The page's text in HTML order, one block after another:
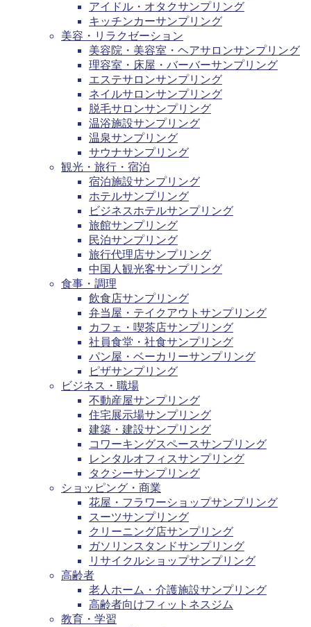
アイドル・オタクサンプリング
キッチンカーサンプリング
美容・リラクゼーション
美容院・美容室・ヘアサロンサンプリング
理容室・床屋・バーバーサンプリング
エステサロンサンプリング
ネイルサロンサンプリング
脱毛サロンサンプリング
温浴施設サンプリング
温泉サンプリング
サウナサンプリング
観光・旅行・宿泊
宿泊施設サンプリング
ホテルサンプリング
ビジネスホテルサンプリング
旅館サンプリング
民泊サンプリング
旅行代理店サンプリング
中国人観光客サンプリング
食事・調理
飲食店サンプリング
弁当屋・テイクアウトサンプリング
カフェ・喫茶店サンプリング
社員食堂・社食サンプリング
パン屋・ベーカリーサンプリング
ピザサンプリング
ビジネス・職場
不動産屋サンプリング
住宅展示場サンプリング
建築・建設サンプリング
コワーキングスペースサンプリング
レンタルオフィスサンプリング
タクシーサンプリング
ショッピング・商業
花屋・フラワーショップサンプリング
スーツサンプリング
クリーニング店サンプリング
ガソリンスタンドサンプリング
リサイクルショップサンプリング
高齢者
老人ホーム・介護施設サンプリング
高齢者向けフィットネスジム
教育・学習